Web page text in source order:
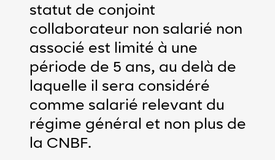
Espacement
entre
l'espacement entre les lignes'
Augmenter l'espacement entre les lignes
Accessibilité
statut de conjoint
collaborateur non salarié non
associé est limité à une
période de 5 ans, au delà de
laquelle il sera considéré
comme salarié relevant du
régime général et non plus de
la CNBF.